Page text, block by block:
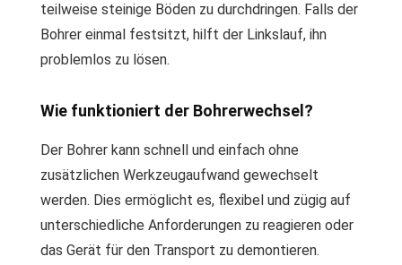
teilweise steinige Böden zu durchdringen. Falls der
Bohrer einmal festsitzt, hilft der Linkslauf, ihn
problemlos zu lösen.
Wie funktioniert der Bohrerwechsel?
Der Bohrer kann schnell und einfach ohne
zusätzlichen Werkzeugaufwand gewechselt
werden. Dies ermöglicht es, flexibel und zügig auf
unterschiedliche Anforderungen zu reagieren oder
das Gerät für den Transport zu demontieren.